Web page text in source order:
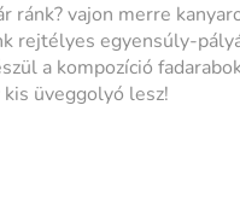
vajon merre
rejtélyes egyensúly-
a kompozíció
üveggolyó lesz!